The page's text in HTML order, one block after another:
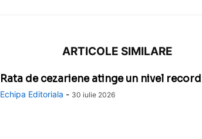
ARTICOLE SIMILARE
Rata de cezariene atinge un nivel
Echipa Editoriala - 30 iulie 2026